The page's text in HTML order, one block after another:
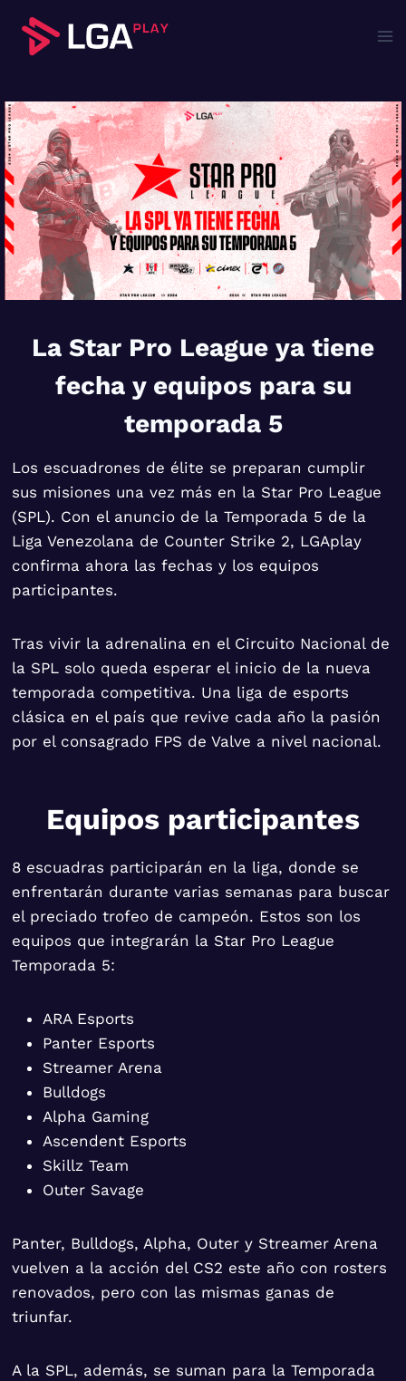
contenido
La Star Pro League ya tiene
fecha y equipos para su
temporada 5
Los escuadrones de élite se preparan cumplir
sus misiones una vez más en la Star Pro League
(SPL). Con el anuncio de la Temporada 5 de la
Liga Venezolana de Counter Strike 2, LGAplay
confirma ahora las fechas y los equipos
participantes.
Tras vivir la adrenalina en el Circuito Nacional de
la SPL solo queda esperar el inicio de la nueva
temporada competitiva. Una liga de esports
clásica en el país que revive cada año la pasión
por el consagrado FPS de Valve a nivel nacional.
Equipos participantes
8 escuadras participarán en la liga, donde se
enfrentarán durante varias semanas para buscar
el preciado trofeo de campeón. Estos son los
equipos que integrarán la Star Pro League
Temporada 5:
ARA Esports
Panter Esports
Streamer Arena
Bulldogs
Alpha Gaming
Ascendent Esports
Skillz Team
Outer Savage
Panter, Bulldogs, Alpha, Outer y Streamer Arena
vuelven a la acción del CS2 este año con rosters
renovados, pero con las mismas ganas de
triunfar.
A la SPL, además, se suman para la Temporada